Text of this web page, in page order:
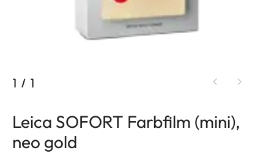
1 / 1
Leica SOFORT Farbfilm (mini),
neo gold